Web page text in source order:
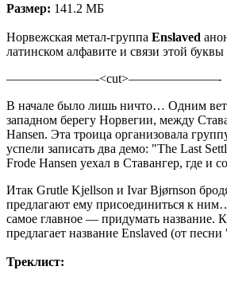
Размер: 141.2 МБ
Норвежская метал-группа Enslaved
латинском алфавите и связи этой
———————-<cut>———————-
В начале было лишь ничто… Одним
западном берегу Норвегии, между
Hansen. Эта троица организовала
успели записать два демо: "The Last
Frode Hansen уехал в Ставангер, где и
Итак Grutle Kjellson и Ivar Bjørnson
предлагают ему присоединиться к
самое главное — придумать название.
предлагает название Enslaved (от
Треклист: